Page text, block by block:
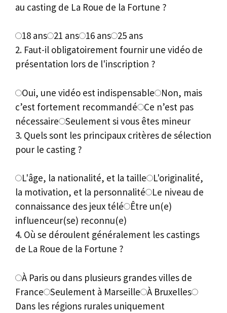
au casting de La Roue de la Fortune ?
18 ans 21 ans 16 ans 25 ans
2. Faut-il obligatoirement fournir une vidéo de
présentation lors de l'inscription ?
Oui, une vidéo est indispensable
Non, mais
c’est fortement recommandé
Ce n’est pas
nécessaire Seulement si vous êtes mineur
3. Quels sont les principaux critères de sélection
pour le casting ?
L'âge, la nationalité, et la taille
L'originalité,
la motivation, et la personnalité
Le niveau de
connaissance des jeux télé
Être un(e)
influenceur(se) reconnu(e)
4. Où se déroulent généralement les castings
de La Roue de la Fortune ?
À Paris ou dans plusieurs grandes villes de
France Seulement à Marseille À Bruxelles
Dans les régions rurales uniquement